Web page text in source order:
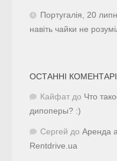
Португалія, 20
навіть чайки не
ОСТАННІ КОМЕНТАРІ
Кайфат до Что
дипоперы? :)
Сергей до Аренда
Rentdrive.ua